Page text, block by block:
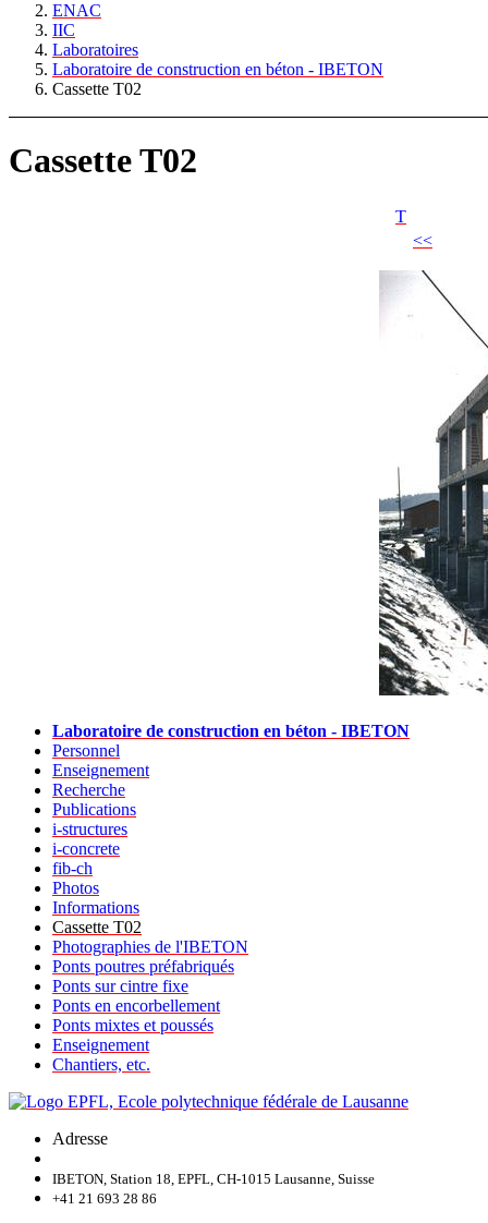
ENAC
IIC
Laboratoires
Laboratoire de construction en béton - IBETON
Cassette T02
Cassette T02
T
<<
Laboratoire de construction en béton - IBETON
Personnel
Enseignement
Recherche
Publications
i-structures
i-concrete
fib-ch
Photos
Informations
Cassette T02
Photographies de l'IBETON
Ponts poutres préfabriqués
Ponts sur cintre fixe
Ponts en encorbellement
Ponts mixtes et poussés
Enseignement
Chantiers, etc.
Adresse
IBETON, Station 18, EPFL, CH-1015 Lausanne, Suisse
+41 21 693 28 86